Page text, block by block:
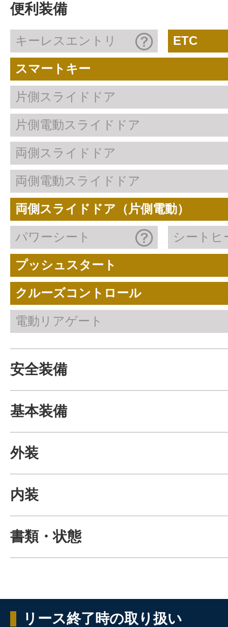
便利装備
キーレスエントリ ETC
スマートキー
片側スライドドア
片側電動スライドドア
両側スライドドア
両側電動スライドドア
両側スライドドア（片側電動）
パワーシート シートヒ
プッシュスタート
クルーズコントロール
電動リアゲート
安全装備
基本装備
外装
内装
書類・状態
リース終了時の取り扱い